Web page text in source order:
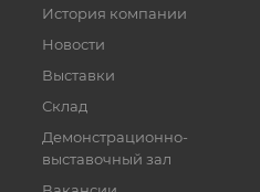
История компании
Новости
Выставки
Склад
Демонстрационно-
выставочный зал